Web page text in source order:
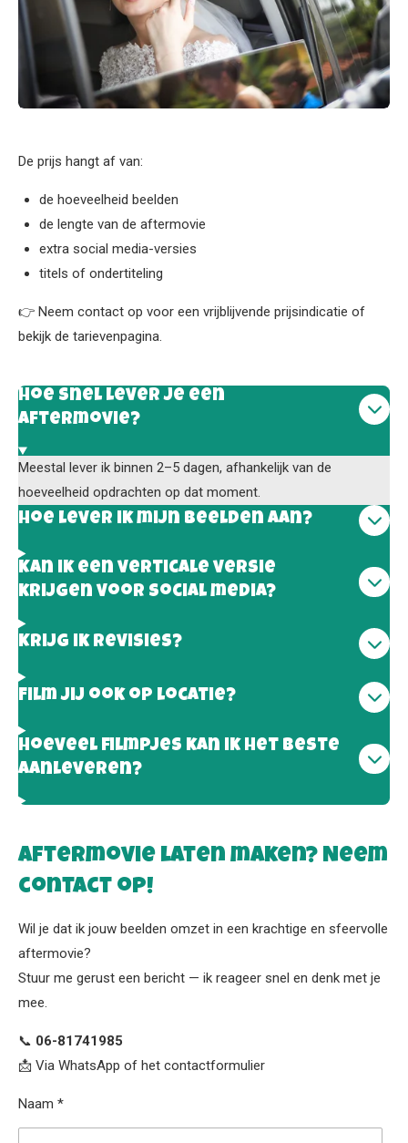
De prijs hangt af van:
de hoeveelheid beelden
de lengte van de aftermovie
extra social media-versies
titels of ondertiteling
👉 Neem contact op voor een vrijblijvende prijsindicatie of
bekijk de tarievenpagina.
Hoe snel lever je een
aftermovie?
Meestal lever ik binnen 2–5 dagen, afhankelijk van de
hoeveelheid opdrachten op dat moment.
Hoe lever ik mijn beelden aan?
Kan ik een verticale versie
krijgen voor social media?
Krijg ik revisies?
Film jij ook op locatie?
Hoeveel filmpjes kan ik het beste
aanleveren?
Aftermovie laten maken? Neem
contact op!
Wil je dat ik jouw beelden omzet in een krachtige en sfeervolle
aftermovie?
Stuur me gerust een bericht — ik reageer snel en denk met je
mee.
📞 06-81741985
📩 Via WhatsApp of het contactformulier
Naam *